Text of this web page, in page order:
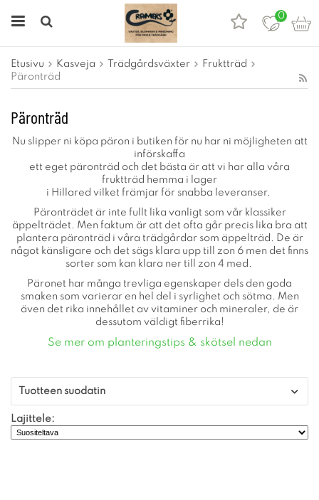
0
Etusivu Kasveja Trädgårdsväxter
Fruktträd
Päronträd
Päronträd
Nu slipper ni köpa päron i butiken för nu har ni möjligheten att
införskaffa
ett eget päronträd och det bästa är att vi har alla våra
fruktträd hemma i lager
i Hillared vilket främjar för snabba leveranser.
Päronträdet är inte fullt lika vanligt som vår klassiker
äppelträdet. Men faktum är att det ofta går precis lika bra att
plantera päronträd i våra trädgårdar som äppelträd. De är
något känsligare och det sägs klara upp till zon 6 men det finns
sorter som kan klara ner till zon 4 med.
Päronet har många trevliga egenskaper dels den goda
smaken som varierar en hel del i syrlighet och sötma. Men
även det rika innehållet av vitaminer och mineraler, de är
dessutom väldigt fiberrika!
Se mer om planteringstips & skötsel nedan
Tuotteen suodatin
Lajittele: